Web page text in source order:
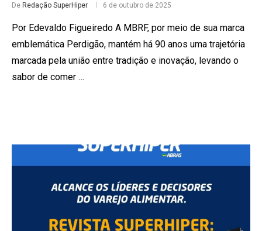
De Redação SuperHiper 6 de outubro de 2025
Por Edevaldo Figueiredo A MBRF, por meio de sua marca
emblemática Perdigão, mantém há 90 anos uma trajetória
marcada pela união entre tradição e inovação, levando o
sabor de comer …